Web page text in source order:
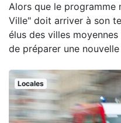
Alors que le
Ville" doit arriver à son
élus des villes
de préparer une
Locales